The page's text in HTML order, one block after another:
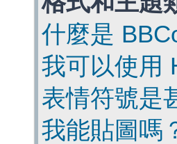
什麼是
我可以使用
表情符號是
我能貼圖嗎